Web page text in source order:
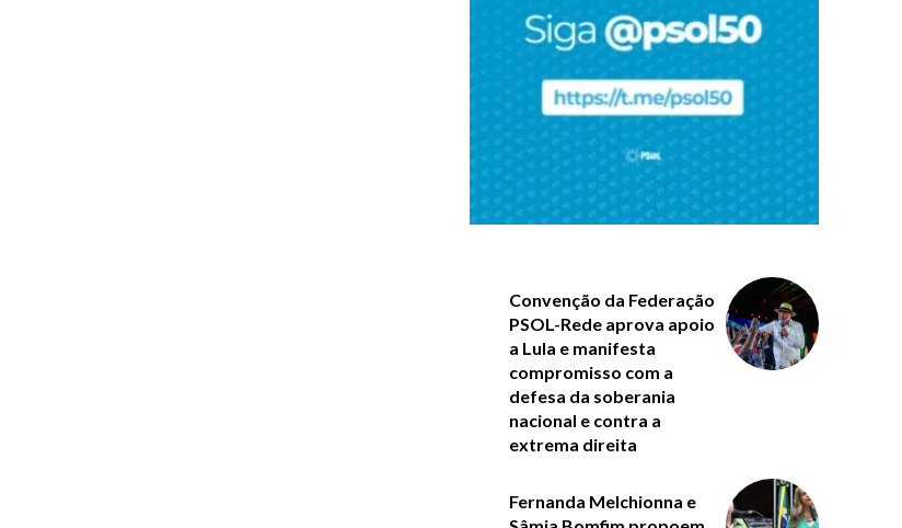
Convenção da Federação
PSOL-Rede aprova apoio
a Lula e manifesta
compromisso com a
defesa da soberania
nacional e contra a
extrema direita
Fernanda Melchionna e